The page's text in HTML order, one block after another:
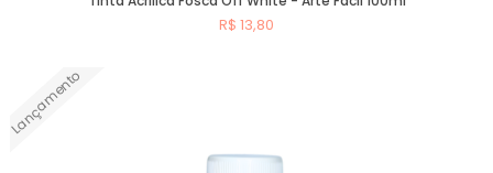
R$ 13,80
Lançamento